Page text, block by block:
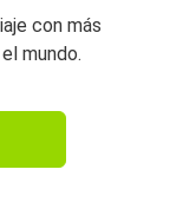
con más
mundo.